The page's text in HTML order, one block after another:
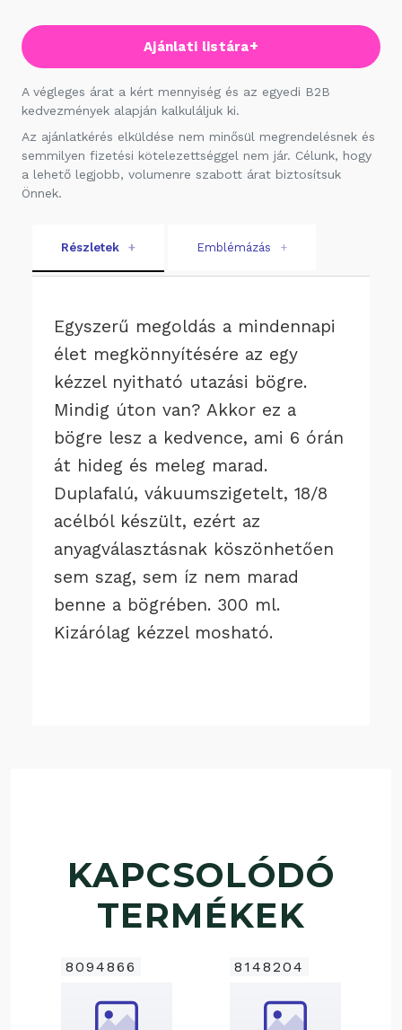
Ajánlati listára+
A végleges árat a kért mennyiség és az egyedi B2B
kedvezmények alapján kalkuláljuk ki.
Az ajánlatkérés elküldése nem minősül megrendelésnek és
semmilyen fizetési kötelezettséggel nem jár. Célunk, hogy
a lehető legjobb, volumenre szabott árat biztosítsuk
Önnek.
Részletek + Emblémázás +
Egyszerű megoldás a mindennapi
élet megkönnyítésére az egy
kézzel nyitható utazási bögre.
Mindig úton van? Akkor ez a
bögre lesz a kedvence, ami 6 órán
át hideg és meleg marad.
Duplafalú, vákuumszigetelt, 18/8
acélból készült, ezért az
anyagválasztásnak köszönhetően
sem szag, sem íz nem marad
benne a bögrében. 300 ml.
Kizárólag kézzel mosható.
KAPCSOLÓDÓ
TERMÉKEK
8094866 8148204